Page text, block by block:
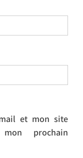
et mon site
prochain